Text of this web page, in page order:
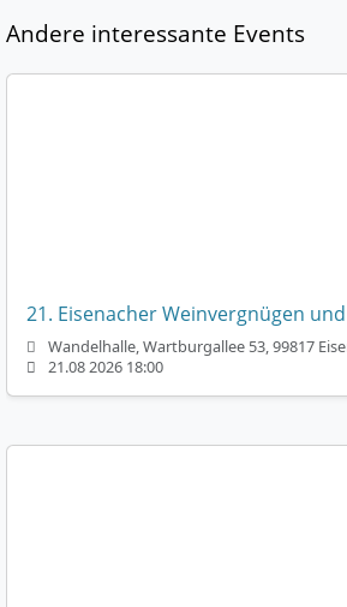
Andere interessante Events
21. Eisenacher Weinvergnügen
Wandelhalle, Wartburgallee 53, 99817
21.08 2026 18:00